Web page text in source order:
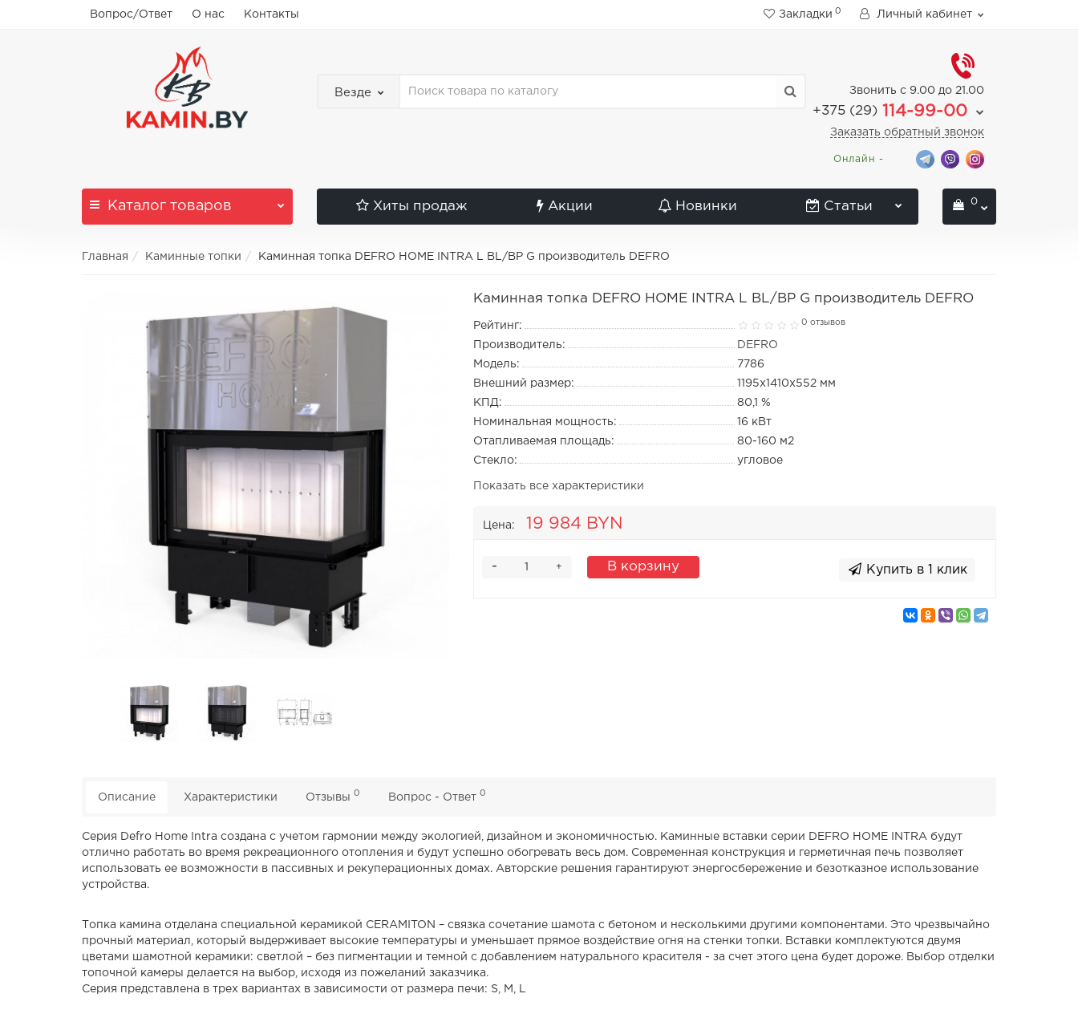
Вопрос/Ответ О нас Контакты Закладки 0 Личный кабинет
Везде Звонить с 9.00 до 21.00
+375 (29) 114-99-00
Заказать обратный звонок
Онлайн -
Каталог товаров Хиты продаж Акции Новинки Статьи 0
Главная Каминные топки Каминная топка DEFRO HOME INTRA L BL/BP G производитель DEFRO
Каминная топка DEFRO HOME INTRA L BL/BP G производитель DEFRO
Рейтинг: 0 отзывов
Производитель:
DEFRO
Модель:
7786
Внешний размер:
1195x1410x552 мм
КПД:
80,1 %
Номинальная мощность:
16 кВт
Отапливаемая площадь:
80-160 м2
Стекло:
угловое
Показать все характеристики
Цена: 19 984 BYN
+
- В корзину Купить в 1 клик
Описание Характеристики Отзывы 0 Вопрос - Ответ 0
Серия Defro Home Intra создана с учетом гармонии между экологией, дизайном и экономичностью. Каминные вставки серии DEFRO HOME INTRA будут
отлично работать во время рекреационного отопления и будут успешно обогревать весь дом. Современная конструкция и герметичная печь позволяет
использовать ее возможности в пассивных и рекуперационных домах. Авторские решения гарантируют энергосбережение и безотказное использование
устройства.
Топка камина отделана специальной керамикой CERAMITON – связка сочетание шамота с бетоном и несколькими другими компонентами. Это чрезвычайно
прочный материал, который выдерживает высокие температуры и уменьшает прямое воздействие огня на стенки топки. Вставки комплектуются двумя
цветами шамотной керамики: светлой – без пигментации и темной с добавлением натурального красителя - за счет этого цена будет дороже. Выбор отделки
топочной камеры делается на выбор, исходя из пожеланий заказчика.
Серия представлена ​​в трех вариантах в зависимости от размера печи: S, M, L